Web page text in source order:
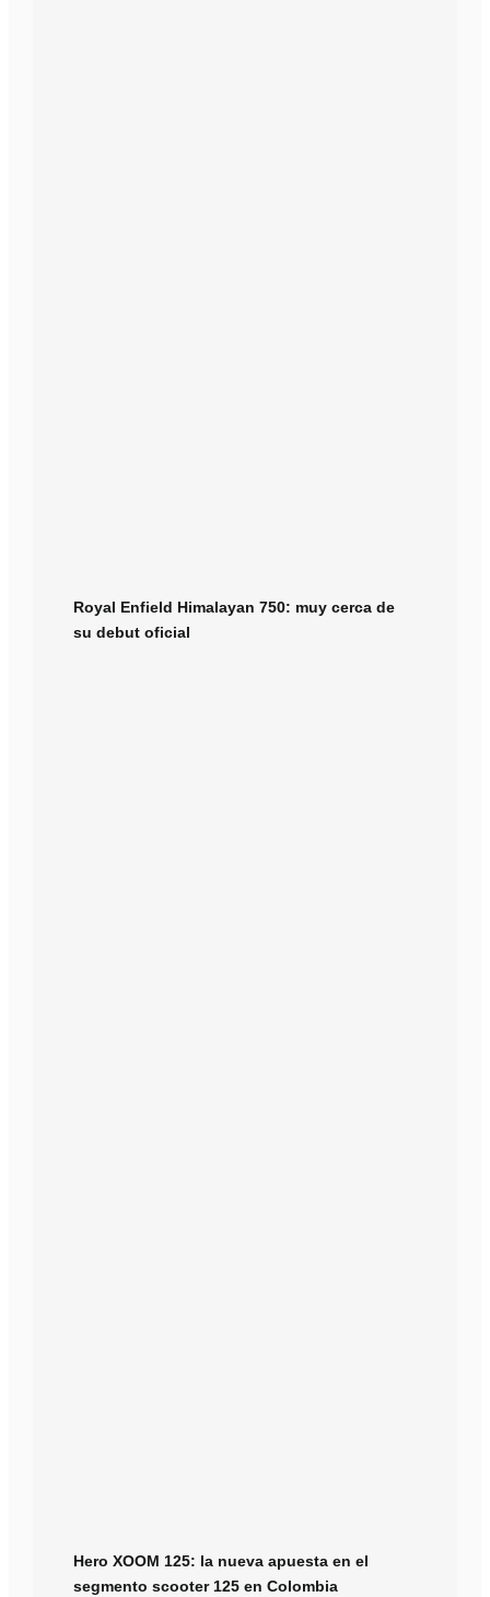
Royal Enfield Himalayan 750: muy cerca de
su debut oficial
Hero XOOM 125: la nueva apuesta en el
segmento scooter 125 en Colombia